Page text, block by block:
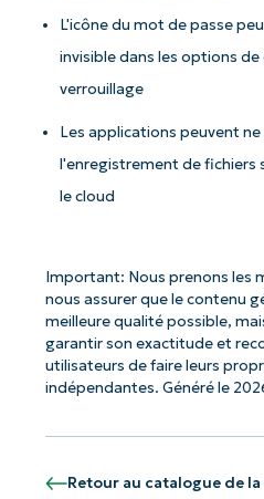
L'icône du mot de passe
invisible dans les options
verrouillage
Les applications peuvent
l'enregistrement de fichiers
le cloud
Important: Nous prenons les
nous assurer que le contenu
meilleure qualité possible,
garantir son exactitude et
utilisateurs de faire leurs
indépendantes. Généré le
Retour au catalogue de